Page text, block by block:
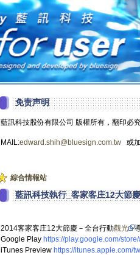
免责声明
藍訊科技股份有限公司 版權所有，翻
MAIL:edward.shih@bluesign.com.tw 或
綜合情報站
藍訊科技執行_客家客庄12大節
2014客家客庄12大節慶－全台行動觀光
Google Play https://play.google.com/
iTunes Preview https://itunes.apple.com/